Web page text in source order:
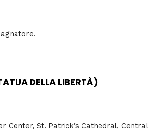
DELLA LIBERTÀ)
Center, St. Patrick’s Cathedral, Central